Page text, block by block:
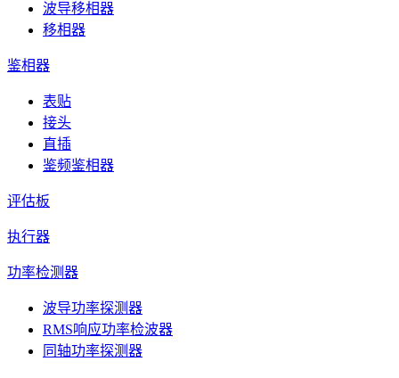
波导移相器
移相器
鉴相器
表贴
接头
直插
鉴频鉴相器
评估板
执行器
功率检测器
波导功率探测器
RMS响应功率检波器
同轴功率探测器